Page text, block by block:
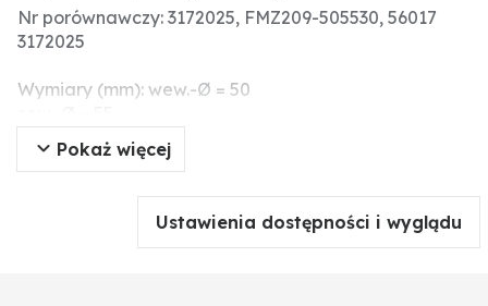
Nr porównawczy: 3172025, FMZ209-505530, 56017
3172025
Wymiary (mm): wew.-Ø = 50
długość: 30
Menke-Nr.: 94582
Pokaż więcej
Ustawienia dostępności i wyglądu